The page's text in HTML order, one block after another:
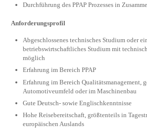
Durchführung des PPAP Prozesses in
Anforderungsprofil
Abgeschlossenes technisches Studium oder
betriebswirtschaftliches Studium mit
möglich
Erfahrung im Bereich PPAP
Erfahrung im Bereich Qualitätsmanagement,
Automotiveumfeld oder im Maschinenbau
Gute Deutsch- sowie Englischkenntnisse
Hohe Reisebereitschaft, größtenteils in
europäischen Auslands